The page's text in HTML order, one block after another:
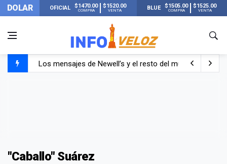
DOLAR OFICIAL $1470.00
COMPRA
$1520.00
VENTA BLUE $1505.00
COMPRA
$1525.00
VENTA
Los mensajes de Newell’s y el resto del mundo del
"Caballo" Suárez